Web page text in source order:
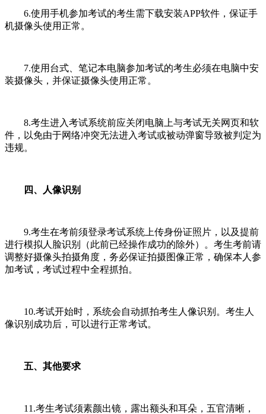
6.使用手机参加考试的考生需下载安装APP软件，保证手
机摄像头使用正常。
7.使用台式、笔记本电脑参加考试的考生必须在电脑中安
装摄像头，并保证摄像头使用正常。
8.考生进入考试系统前应关闭电脑上与考试无关网页和软
件，以免由于网络冲突无法进入考试或被动弹窗导致被判定为
违规。
四、人像识别
9.考生在考前须登录考试系统上传身份证照片，以及提前
进行模拟人脸识别（此前已经操作成功的除外）。考生考前请
调整好摄像头拍摄角度，务必保证拍摄图像正常，确保本人参
加考试，考试过程中全程抓拍。
10.考试开始时，系统会自动抓拍考生人像识别。考生人
像识别成功后，可以进行正常考试。
五、其他要求
11.考生考试须素颜出镜，露出额头和耳朵，五官清晰，